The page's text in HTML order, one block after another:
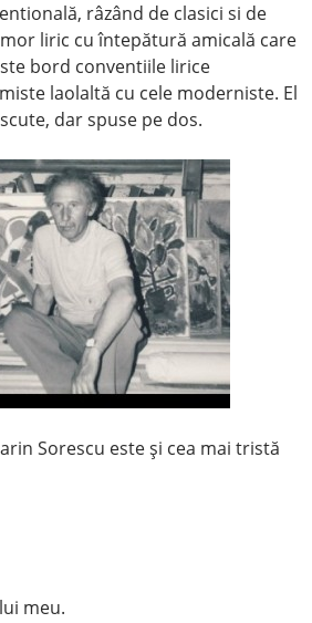
râzând de clasici si de
liric cu întepătură amicală care
bord conventiile lirice
laolaltă cu cele moderniste. El
dar spuse pe dos.
Sorescu este şi cea mai tristă
meu.